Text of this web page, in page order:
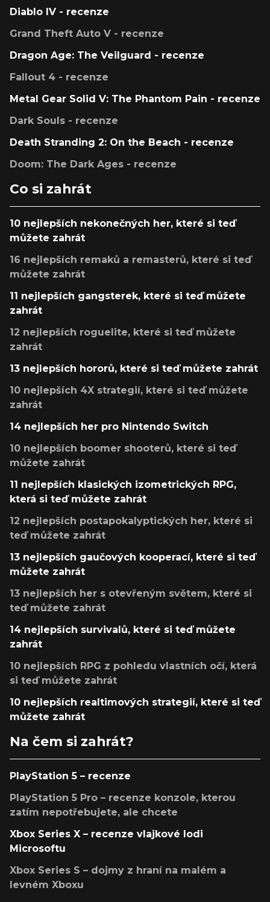
Diablo IV - recenze
Grand Theft Auto V - recenze
Dragon Age: The Veilguard - recenze
Fallout 4 - recenze
Metal Gear Solid V: The Phantom Pain - recenze
Dark Souls - recenze
Death Stranding 2: On the Beach - recenze
Doom: The Dark Ages - recenze
Co si zahrát
10 nejlepších nekonečných her, které si teď
můžete zahrát
16 nejlepších remaků a remasterů, které si teď
můžete zahrát
11 nejlepších gangsterek, které si teď můžete
zahrát
12 nejlepších roguelite, které si teď můžete
zahrát
13 nejlepších hororů, které si teď můžete zahrát
10 nejlepších 4X strategií, které si teď můžete
zahrát
14 nejlepších her pro Nintendo Switch
10 nejlepších boomer shooterů, které si teď
můžete zahrát
11 nejlepších klasických izometrických RPG,
která si teď můžete zahrát
12 nejlepších postapokalyptických her, které si
teď můžete zahrát
13 nejlepších gaučových kooperací, které si teď
můžete zahrát
13 nejlepších her s otevřeným světem, které si
teď můžete zahrát
14 nejlepších survivalů, které si teď můžete
zahrát
10 nejlepších RPG z pohledu vlastních očí, která
si teď můžete zahrát
10 nejlepších realtimových strategií, které si teď
můžete zahrát
Na čem si zahrát?
PlayStation 5 – recenze
PlayStation 5 Pro – recenze konzole, kterou
zatím nepotřebujete, ale chcete
Xbox Series X – recenze vlajkové lodi
Microsoftu
Xbox Series S – dojmy z hraní na malém a
levném Xboxu